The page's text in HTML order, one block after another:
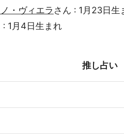
・ヴィエラ さん : 1月23日生
: 1月4日生まれ
推し占い